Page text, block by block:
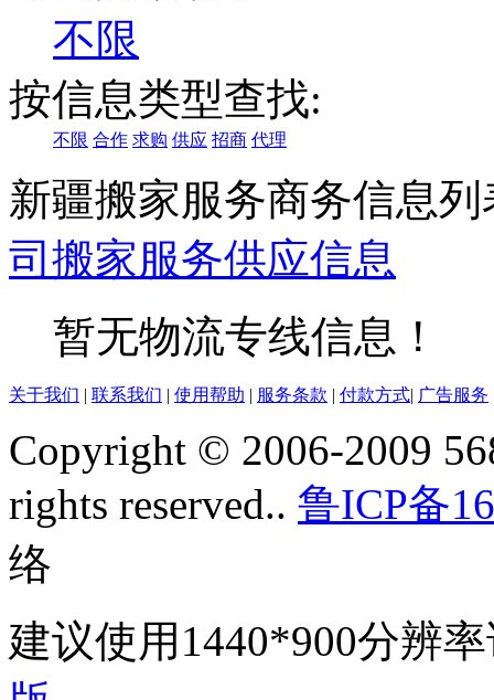
不限
按信息类型查找:
不限 合作 求购 供应 招商 代理
新疆搬家服务商务信息列
司 搬家服务供应信息
暂无物流专线信息！
关于我们 | 联系我们 | 使用帮助 | 服务条款 | 付款方式| 广告服务
Copyright © 2006-2009
rights reserved.. 鲁ICP备
络
建议使用1440*900分辨